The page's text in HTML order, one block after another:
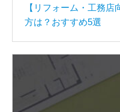
【リフォーム・工務
方は？おすすめ5選